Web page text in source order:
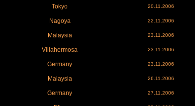
Tokyo 20.11.2006
Nagoya 22.11.2006
Malaysia 23.11.2006
Villahermosa 23.11.2006
Germany 23.11.2006
Malaysia 26.11.2006
Germany 27.11.2006